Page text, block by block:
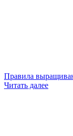
Правила
Читать далее